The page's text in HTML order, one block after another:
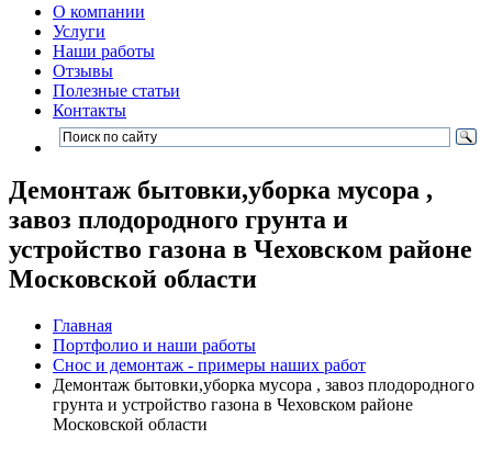
О компании
Услуги
Наши работы
Отзывы
Полезные статьи
Контакты
Демонтаж бытовки,уборка мусора ,
завоз плодородного грунта и
устройство газона в Чеховском районе
Московской области
Главная
Портфолио и наши работы
Снос и демонтаж - примеры наших работ
Демонтаж бытовки,уборка мусора , завоз плодородного
грунта и устройство газона в Чеховском районе
Московской области